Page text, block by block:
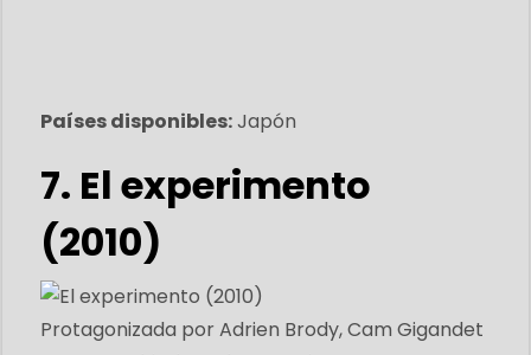
Países disponibles:Japón
7. El experimento
(2010)
Protagonizada por Adrien Brody, Cam Gigandet